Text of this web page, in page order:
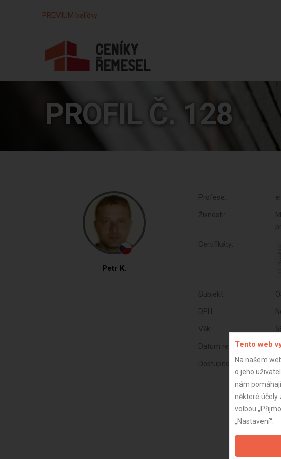
PREMIUM balíčky
PROFIL Č. 128
Petr K.
Profese:
Živnosti:
Certifikáty:
Subjekt:
DPH:
Věk:
Datum registrace:
Dostupnost:
Tento web
Na našem
o jeho
nám
některé účely
volbou
„Nastavení“.